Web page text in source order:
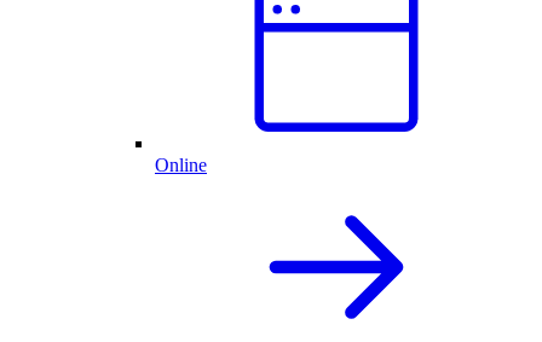
Online